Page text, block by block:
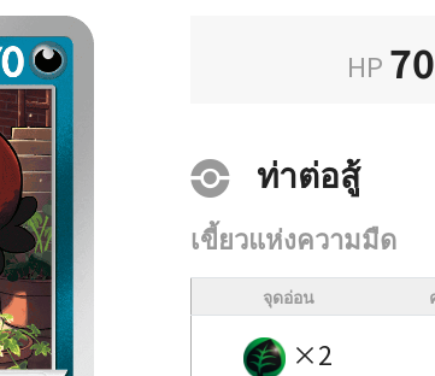
HP 70
ท่าต่อสู้
เขี้ยวแห่งความมืด
จุดอ่อน
×2